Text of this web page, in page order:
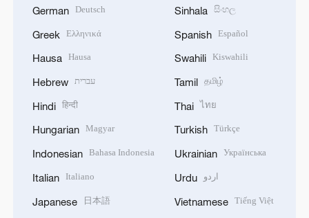
German Deutsch
Greek Ελληνικά
Hausa Hausa
Hebrew עברית
Hindi हिन्दी
Hungarian Magyar
Indonesian Bahasa Indonesia
Italian Italiano
Japanese
日本語
Sinhala සිංහල
Spanish Español
Swahili Kiswahili
Tamil தமிழ்
Thai ไทย
Turkish Türkçe
Ukrainian Українська
Urdu اردو
Vietnamese Tiếng Việt